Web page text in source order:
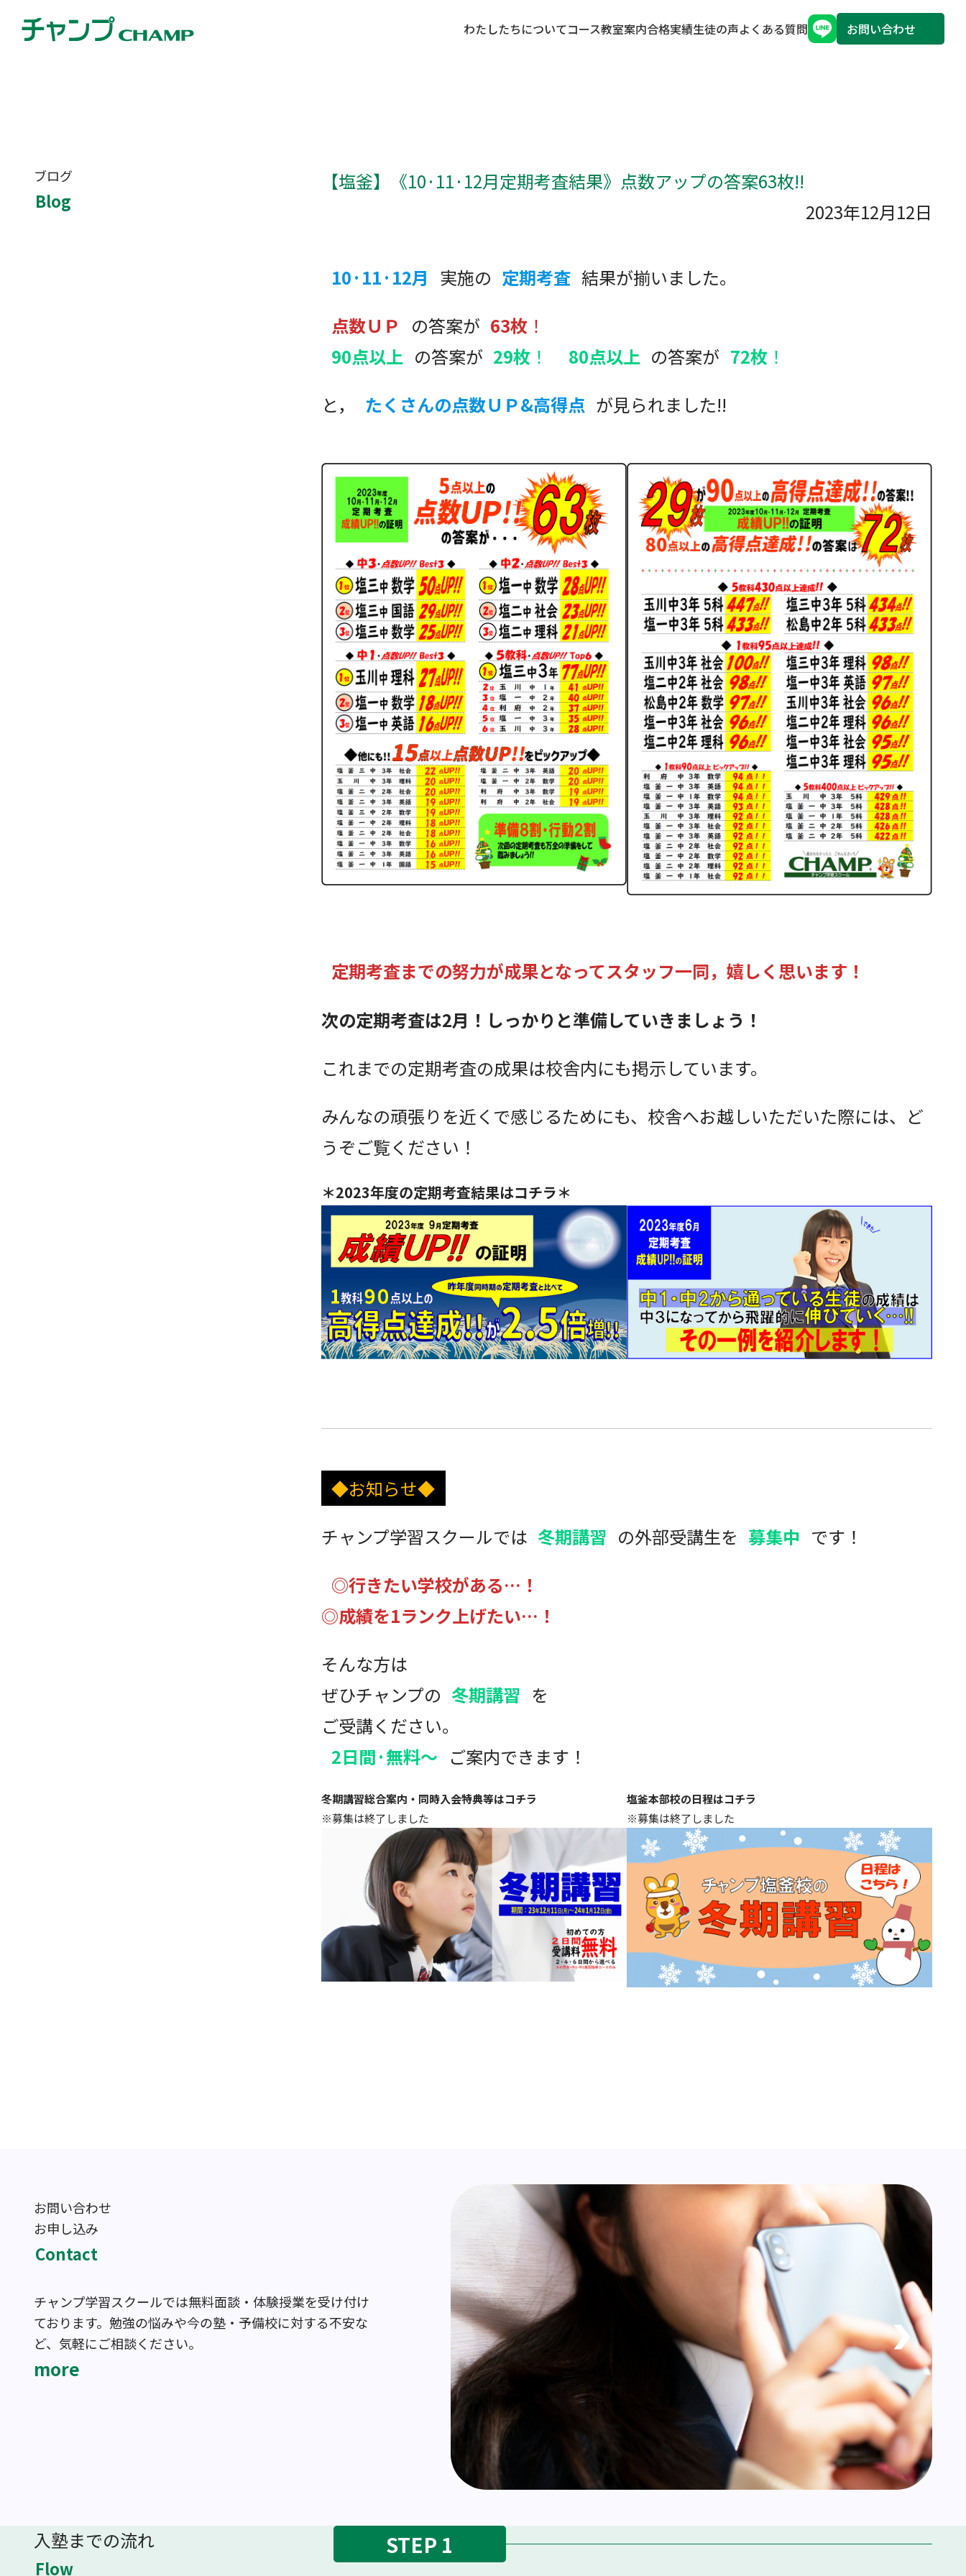
わたしたちについてコース教室案内合格実績生徒の声よくある質問 お問い合わせ
ブログ
Blog
【塩釜】《10·11·12月定期考査結果》点数アップの答案63枚!!
2023年12月12日
10·11·12月 実施の 定期考査 結果が揃いました。
点数ＵＰ の答案が 63枚 ！
90点以上 の答案が 29枚 ！ 80点以上 の答案が 72枚 ！
と，
たくさんの点数ＵＰ&高得点 が見られました!!
定期考査までの努力が成果となってスタッフ一同，嬉しく思います！
次の定期考査は2月！しっかりと準備していきましょう！
これまでの定期考査の成果は校舎内にも掲示しています。
みんなの頑張りを近くで感じるためにも、校舎へお越しいただいた際には、ど
うぞご覧ください！
＊2023年度の定期考査結果はコチラ＊
◆お知らせ◆
チャンプ学習スクールでは 冬期講習 の外部受講生を 募集中 です！
◎行きたい学校がある…！
◎成績を1ランク上げたい…！
そんな方は
ぜひチャンプの 冬期講習 を
ご受講ください。
2日間·無料～ ご案内できます！
冬期講習総合案内・同時入会特典等はコチラ
※募集は終了しました
塩釜本部校の日程はコチラ
※募集は終了しました
お問い合わせ
お申し込み
Contact
チャンプ学習スクールでは無料面談・体験授業を受け付け
ております。勉強の悩みや今の塾・予備校に対する不安な
ど、気軽にご相談ください。
more
入塾までの流れ
Flow
STEP 1